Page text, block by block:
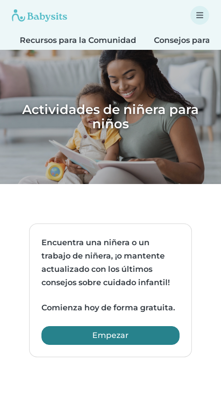
Recursos para la Comunidad Consejos para
Actividades de niñera para
niños
Encuentra una niñera o un
trabajo de niñera, ¡o mantente
actualizado con los últimos
consejos sobre cuidado infantil!
Comienza hoy de forma gratuita.
Empezar